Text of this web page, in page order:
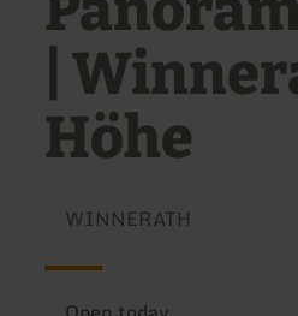
|
Höhe
WINNERATH